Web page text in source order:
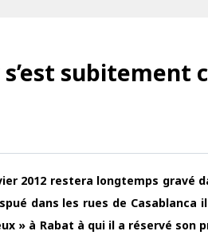
s’est
2012 restera longtemps gravé
dans les rues de
» à Rabat à qui il a réservé son